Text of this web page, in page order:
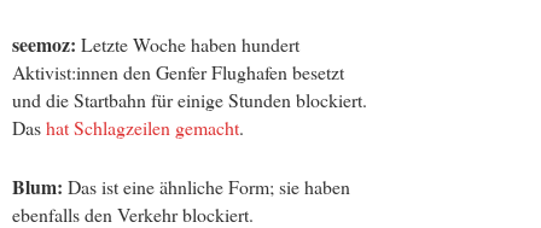
seemoz: Letzte Woche haben hundert
Aktivist:innen den Genfer Flughafen besetzt
und die Startbahn für einige Stunden blockiert.
Dashat Schlagzeilen gemacht.
Blum: Das ist eine ähnliche Form; sie haben
ebenfalls den Verkehr blockiert.